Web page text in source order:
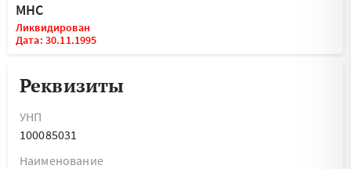
МНС
Ликвидирован
Дата: 30.11.1995
Реквизиты
УНП
100085031
Наименование